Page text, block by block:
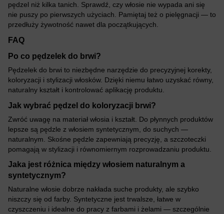
pędzel niż kilka tanich. Sprawdź, czy włosie nie wypada ani się
nie puszy po pierwszych użyciach. Pamiętaj też o pielęgnacji — to
przedłuży żywotność nawet dla początkujących.
FAQ
Po co pędzelek do brwi?
Pędzelek do brwi to niezbędne narzędzie do precyzyjnej korekty,
koloryzacji i stylizacji włosków. Dzięki niemu łatwo uzyskać równy,
naturalny kształt i kontrolować aplikację produktu.
Jak wybrać pędzel do koloryzacji brwi?
Zwróć uwagę na materiał włosia i kształt. Do płynnych produktów
lepsze są pędzle z włosiem syntetycznym, do suchych —
naturalnym. Skośne pędzle zapewniają precyzję, a szczoteczki
pomagają w stylizacji i równomiernym rozprowadzaniu produktu.
Jaka jest różnica między włosiem naturalnym a
syntetycznym?
Naturalne włosie dobrze nakłada suche produkty, ale szybko
niszczy się od farby. Syntetyczne jest trwalsze, łatwe w
czyszczeniu i idealne do pracy z farbami i żelami — szczególnie